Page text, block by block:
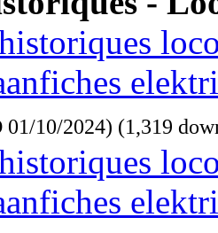
01/10/2024) (1,319